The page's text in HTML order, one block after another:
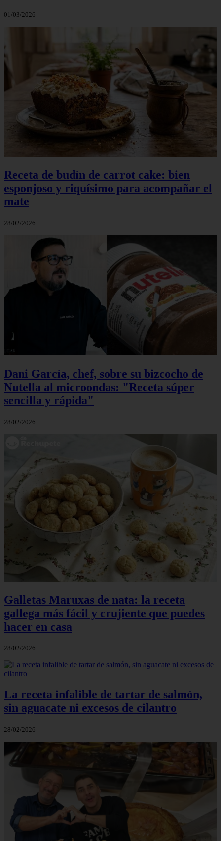
01/03/2026
Receta de budín de carrot cake: bien
esponjoso y riquísimo para acompañar el
mate
28/02/2026
Dani García, chef, sobre su bizcocho de
Nutella al microondas: "Receta súper
sencilla y rápida"
28/02/2026
Galletas Maruxas de nata: la receta
gallega más fácil y crujiente que puedes
hacer en casa
28/02/2026
La receta infalible de tartar de salmón,
sin aguacate ni excesos de cilantro
28/02/2026